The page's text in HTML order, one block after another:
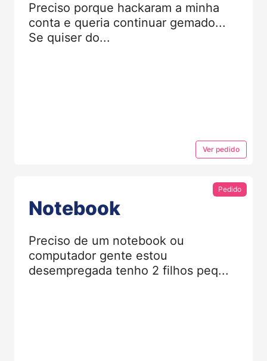
Preciso porque hackaram a minha
conta e queria continuar gemado...
Se quiser do...
Ver pedido
Pedido
Notebook
Preciso de um notebook ou
computador gente estou
desempregada tenho 2 filhos peq...